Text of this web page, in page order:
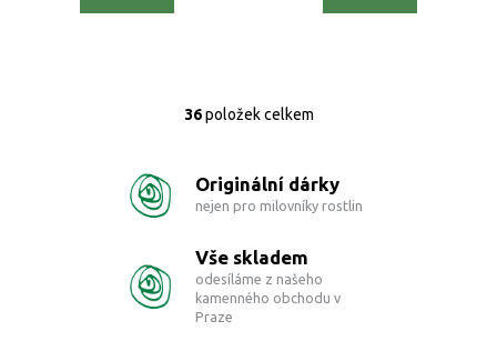
O
á
d
c
í
p
36položek celkem
Originální dárky
nejen pro milovníky rostlin
Vše skladem
odesíláme z našeho
kamenného obchodu v
Praze